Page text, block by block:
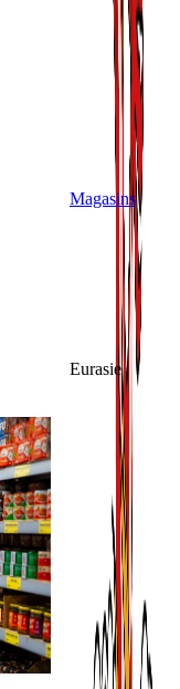
Magasins
Eurasie